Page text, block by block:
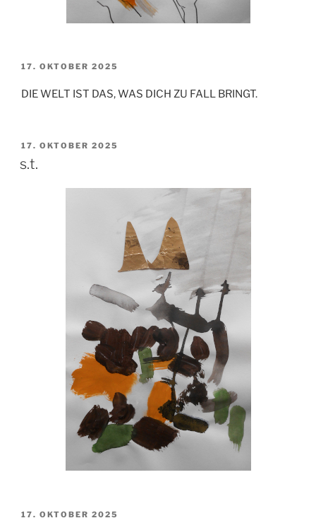
VERÖFFENTLICHT
17. OKTOBER 2025
DIE WELT IST DAS, WAS DICH ZU FALL BRINGT.
VERÖFFENTLICHT
AM
17. OKTOBER 2025
s.t.
VERÖFFENTLICHT
17. OKTOBER 2025